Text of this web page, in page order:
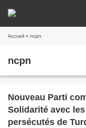
Accueil » ncpn
ncpn
Nouveau Parti
Solidarité avec
persécutés de